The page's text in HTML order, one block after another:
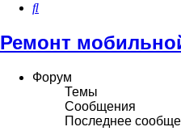
Поиск
Ремонт
Форум
Темы
Сообщения
Последнее